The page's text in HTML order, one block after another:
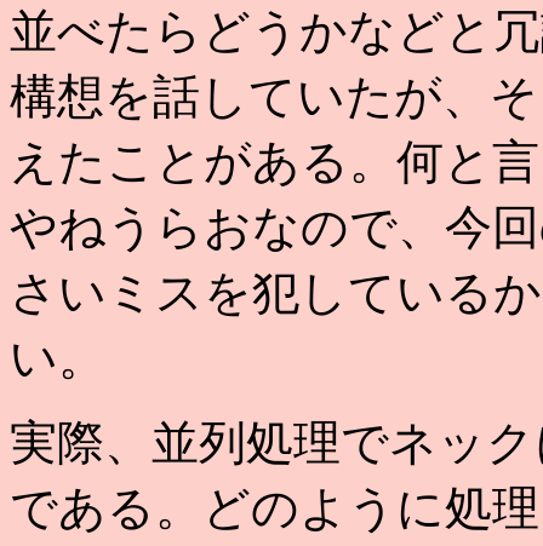
並べたらどうかなどと
構想を話していたが、
えたことがある。何と
やねうらおなので、今
さいミスを犯している
い。
実際、並列処理でネッ
である。どのように処